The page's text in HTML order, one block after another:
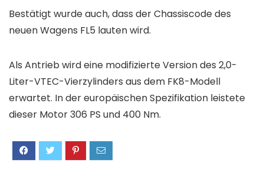
Bestätigt wurde auch, dass der Chassiscode des
neuen Wagens FL5 lauten wird.
Als Antrieb wird eine modifizierte Version des 2,0-
Liter-VTEC-Vierzylinders aus dem FK8-Modell
erwartet. In der europäischen Spezifikation leistete
dieser Motor 306 PS und 400 Nm.